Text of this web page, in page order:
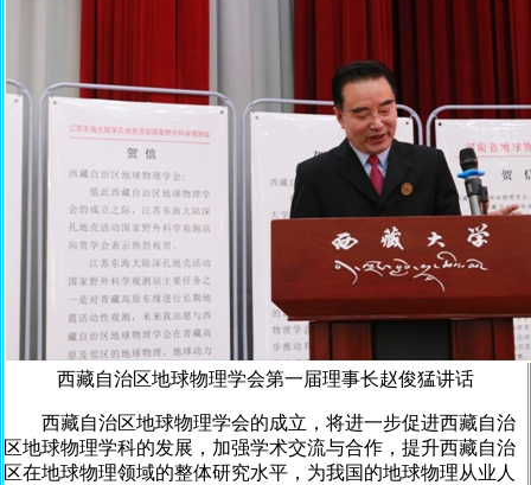
西藏自治区地球物理学会第一届理事长赵俊猛讲话
西藏自治区地球物理学会的成立，将进一步促进西藏自治
区地球物理学科的发展，加强学术交流与合作，提升西藏自治
区在地球物理领域的整体研究水平，为我国的地球物理从业人